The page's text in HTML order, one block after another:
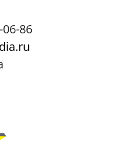
06-86